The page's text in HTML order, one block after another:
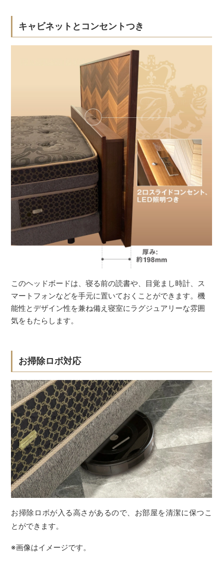
キャビネットとコンセントつき
このヘッドボードは、寝る前の読書や、目覚まし時計、ス
マートフォンなどを手元に置いておくことができます。機
能性とデザイン性を兼ね備え寝室にラグジュアリーな雰囲
気をもたらします。
お掃除ロボ対応
お掃除ロボが入る高さがあるので、お部屋を清潔に保つこ
とができます。
※画像はイメージです。